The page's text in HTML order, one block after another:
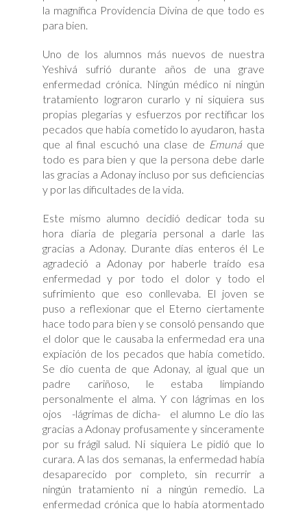
la magnífica Providencia Divina de que todo es
para bien.
Uno de los alumnos más nuevos de nuestra
Yeshivá sufrió durante años de una grave
enfermedad crónica. Ningún médico ni ningún
tratamiento lograron curarlo y ni siquiera sus
propias plegarias y esfuerzos por rectificar los
pecados que había cometido lo ayudaron, hasta
que al final escuchó una clase de Emuná que
todo es para bien y que la persona debe darle
las gracias a Adonay incluso por sus deficiencias
y por las dificultades de la vida.
Este mismo alumno decidió dedicar toda su
hora diaria de plegaria personal a darle las
gracias a Adonay. Durante días enteros él Le
agradeció a Adonay por haberle traído esa
enfermedad y por todo el dolor y todo el
sufrimiento que eso conllevaba. El joven se
puso a reflexionar que el Eterno ciertamente
hace todo para bien y se consoló pensando que
el dolor que le causaba la enfermedad era una
expiación de los pecados que había cometido.
Se dio cuenta de que Adonay, al igual que un
padre cariñoso, le estaba limpiando
personalmente el alma. Y con lágrimas en los
ojos -lágrimas de dicha- el alumno Le dio las
gracias a Adonay profusamente y sinceramente
por su frágil salud. Ni siquiera Le pidió que lo
curara. A las dos semanas, la enfermedad había
desaparecido por completo, sin recurrir a
ningún tratamiento ni a ningún remedio. La
enfermedad crónica que lo había atormentado